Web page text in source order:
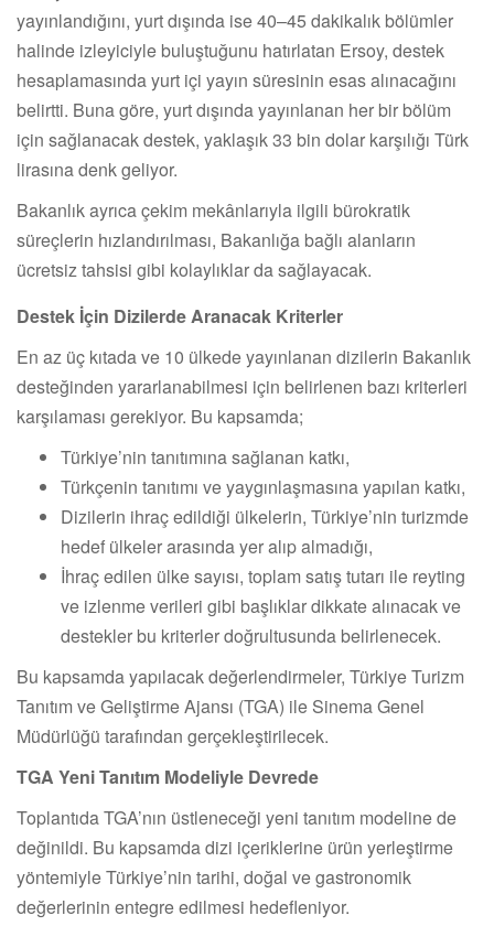
yayınlandığını, yurt dışında ise 40–45 dakikalık bölümler
halinde izleyiciyle buluştuğunu hatırlatan Ersoy, destek
hesaplamasında yurt içi yayın süresinin esas alınacağını
belirtti. Buna göre, yurt dışında yayınlanan her bir bölüm
için sağlanacak destek, yaklaşık 33 bin dolar karşılığı Türk
lirasına denk geliyor.
Bakanlık ayrıca çekim mekânlarıyla ilgili bürokratik
süreçlerin hızlandırılması, Bakanlığa bağlı alanların
ücretsiz tahsisi gibi kolaylıklar da sağlayacak.
Destek İçin Dizilerde Aranacak Kriterler
En az üç kıtada ve 10 ülkede yayınlanan dizilerin Bakanlık
desteğinden yararlanabilmesi için belirlenen bazı kriterleri
karşılaması gerekiyor. Bu kapsamda;
Türkiye’nin tanıtımına sağlanan katkı,
Türkçenin tanıtımı ve yaygınlaşmasına yapılan katkı,
Dizilerin ihraç edildiği ülkelerin, Türkiye’nin turizmde
hedef ülkeler arasında yer alıp almadığı,
İhraç edilen ülke sayısı, toplam satış tutarı ile reyting
ve izlenme verileri gibi başlıklar dikkate alınacak ve
destekler bu kriterler doğrultusunda belirlenecek.
Bu kapsamda yapılacak değerlendirmeler, Türkiye Turizm
Tanıtım ve Geliştirme Ajansı (TGA) ile Sinema Genel
Müdürlüğü tarafından gerçekleştirilecek.
TGA Yeni Tanıtım Modeliyle Devrede
Toplantıda TGA’nın üstleneceği yeni tanıtım modeline de
değinildi. Bu kapsamda dizi içeriklerine ürün yerleştirme
yöntemiyle Türkiye’nin tarihi, doğal ve gastronomik
değerlerinin entegre edilmesi hedefleniyor.